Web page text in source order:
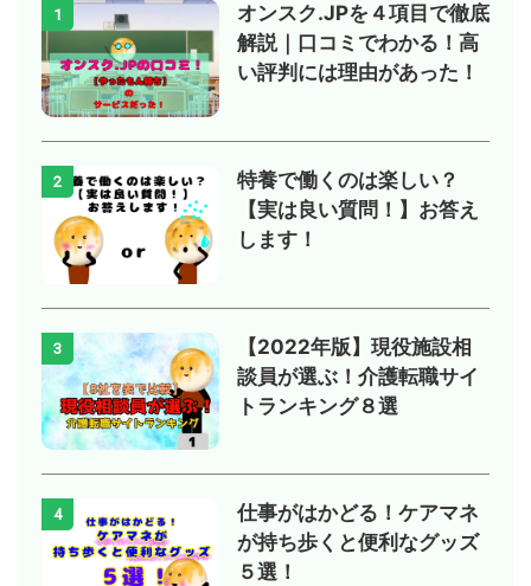
1
オンスク.JPを４項目で徹底
解説｜口コミでわかる！高
い評判には理由があった！
2
特養で働くのは楽しい？
【実は良い質問！】お答え
します！
3
【2022年版】現役施設相
談員が選ぶ！介護転職サイ
トランキング８選
4
仕事がはかどる！ケアマネ
が持ち歩くと便利なグッズ
５選！